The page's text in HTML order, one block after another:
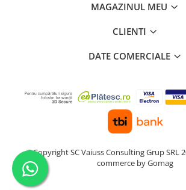
MAGAZINUL MEU
CLIENTI
DATE COMERCIALE
©Copyright SC Vaiuss Consulting Grup SRL
commerce by Gomag